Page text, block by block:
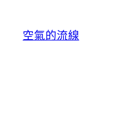
空氣的流線